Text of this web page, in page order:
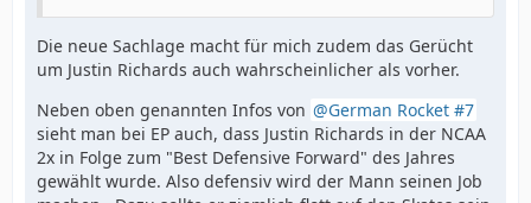
Die neue Sachlage macht für mich zudem das Gerücht
um Justin Richards auch wahrscheinlicher als vorher.
Neben oben genannten Infos von
German Rocket #7
sieht man bei EP auch, dass Justin Richards in der NCAA
2x in Folge zum "Best Defensive Forward" des Jahres
gewählt wurde. Also defensiv wird der Mann seinen Job